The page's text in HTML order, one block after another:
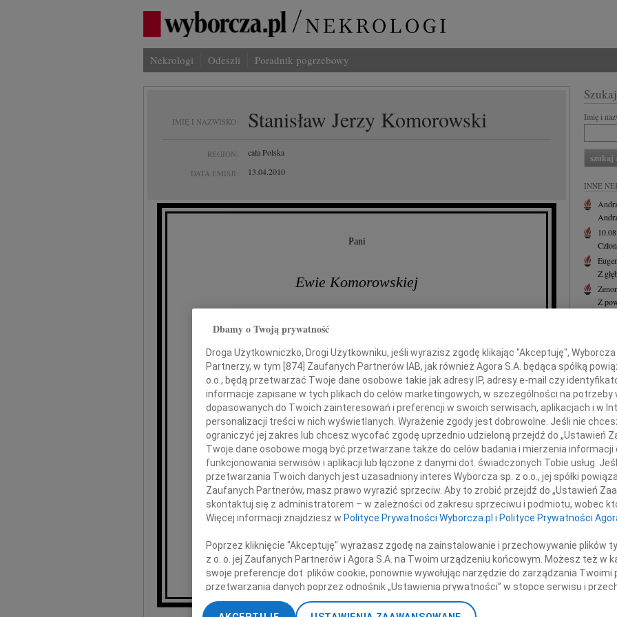
Nekrologi Odeszli Poradnik pogrzebowy
IMIĘ I NAZWISKO: Stanisław Jerzy Komorowski
REGION: cała Polska
DATA EMISJI: 13.04.2010
Pani
Ewie Komorowskiej
z powodu tragicznej śmierci Męża
Stanisława Jerzego
Komorowskiego
Najszczersze wyrazy współczucia składa
Małgorzata Kornet Pauli
Ewuniu, myślami i sercem jestem z Toba
Imię i
INNE
Z
Z
Z
Jan
Dbamy o Twoją prywatność
Droga Użytkowniczko, Drogi Użytkowniku, jeśli wyrazisz zgodę klikając "Akceptuję",
Partnerzy, w tym [ 874 ] Zaufanych Partnerów IAB, jak również Agora S.A. będąca spółką
o.o., będą przetwarzać Twoje dane osobowe takie jak adresy IP, adresy e-mail czy
informacje zapisane w tych plikach do celów marketingowych, w szczególności na potrzeby
dopasowanych do Twoich zainteresowań i preferencji w swoich serwisach, aplikacjach i w
personalizacji treści w nich wyświetlanych. Wyrażenie zgody jest dobrowolne. Jeśli nie
ograniczyć jej zakres lub chcesz wycofać zgodę uprzednio udzieloną przejdź do „Ustawień
Twoje dane osobowe mogą być przetwarzane także do celów badania i mierzenia
funkcjonowania serwisów i aplikacji lub łączone z danymi dot. świadczonych Tobie usług.
przetwarzania Twoich danych jest uzasadniony interes Wyborcza sp. z o.o., jej spółki
Zaufanych Partnerów, masz prawo wyrazić sprzeciw. Aby to zrobić przejdź do „Ustawień
skontaktuj się z administratorem – w zależności od zakresu sprzeciwu i podmiotu, wobec
Więcej informacji znajdziesz w Polityce Prywatności Wyborcza.pl i Polityce Prywatności
Poprzez kliknięcie "Akceptuję" wyrażasz zgodę na zainstalowanie i przechowywanie plików
z o. o. jej Zaufanych Partnerów i Agora S.A. na Twoim urządzeniu końcowym. Możesz też w
swoje preferencje dot. plików cookie, ponownie wywołując narzędzie do zarządzania Twoimi
przetwarzania danych poprzez odnośnik „Ustawienia prywatności” w stopce serwisu i
„Ustawienia zaawansowane”. Zmiana ustawień plików cookie możliwa jest także za pomocą